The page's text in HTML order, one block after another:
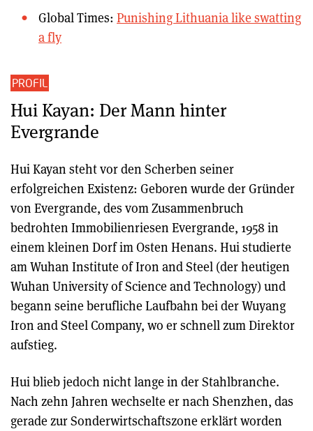
Global Times: Punishing Lithuania like swatting
a fly
PROFIL
Hui Kayan: Der Mann hinter
Evergrande
Hui Kayan steht vor den Scherben seiner
erfolgreichen Existenz: Geboren wurde der Gründer
von Evergrande, des vom Zusammenbruch
bedrohten Immobilienriesen Evergrande, 1958 in
einem kleinen Dorf im Osten Henans. Hui studierte
am Wuhan Institute of Iron and Steel (der heutigen
Wuhan University of Science and Technology) und
begann seine berufliche Laufbahn bei der Wuyang
Iron and Steel Company, wo er schnell zum Direktor
aufstieg.
Hui blieb jedoch nicht lange in der Stahlbranche.
Nach zehn Jahren wechselte er nach Shenzhen, das
gerade zur Sonderwirtschaftszone erklärt worden